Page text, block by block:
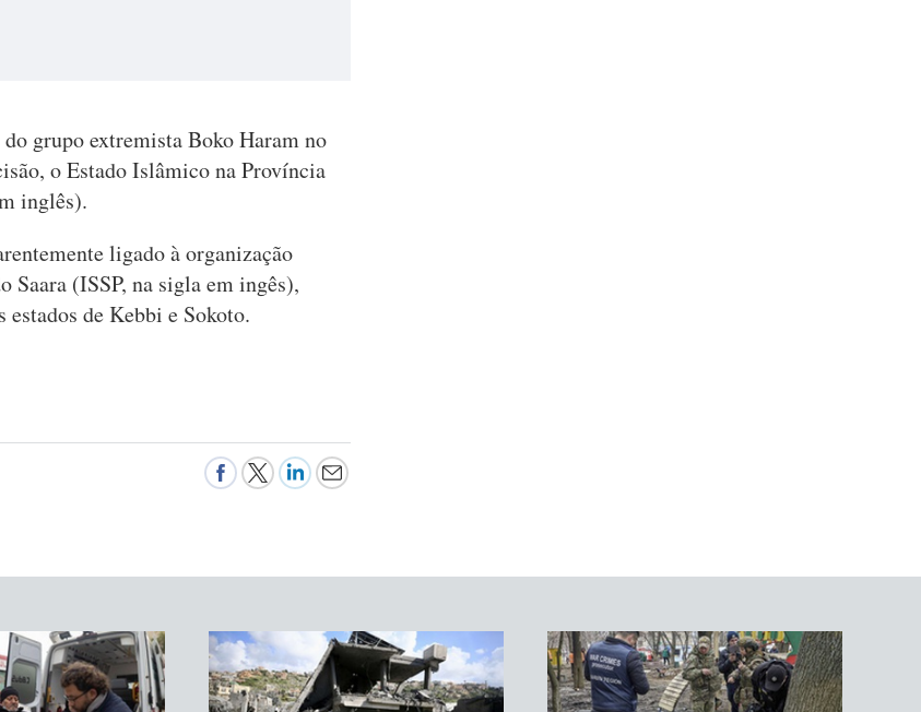
grupo extremista Boko Haram no
o Estado Islâmico na Província
inglês).
ligado à organização
(ISSP, na sigla em ingês),
de Kebbi e Sokoto.